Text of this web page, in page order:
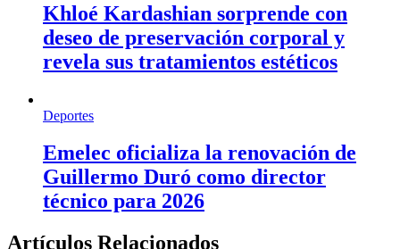
Khloé Kardashian sorprende con
deseo de preservación corporal y
revela sus tratamientos estéticos
Deportes
Emelec oficializa la renovación de
Guillermo Duró como director
técnico para 2026
Artículos Relacionados